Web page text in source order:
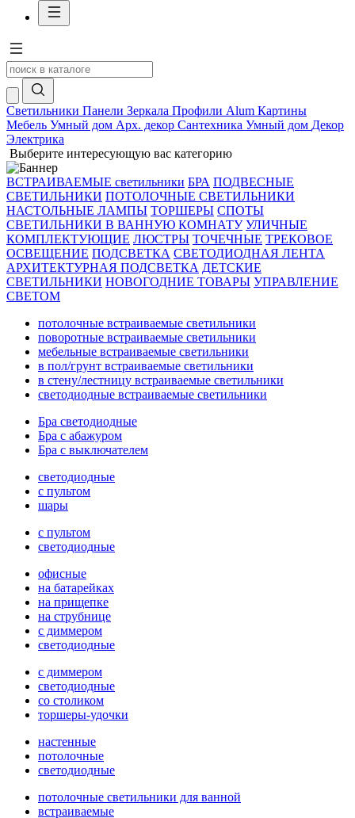
Светильники Панели Зеркала Профили Alum Картины
Мебель Умный дом Арх. декор Сантехника Умный дом Декор
Электрика
Выберите интересующую вас категорию
ВСТРАИВАЕМЫЕ светильники БРА ПОДВЕСНЫЕ
СВЕТИЛЬНИКИ ПОТОЛОЧНЫЕ СВЕТИЛЬНИКИ
НАСТОЛЬНЫЕ ЛАМПЫ ТОРШЕРЫ СПОТЫ
СВЕТИЛЬНИКИ В ВАННУЮ КОМНАТУ УЛИЧНЫЕ
КОМПЛЕКТУЮЩИЕ ЛЮСТРЫ ТОЧЕЧНЫЕ ТРЕКОВОЕ
ОСВЕЩЕНИЕ ПОДСВЕТКА СВЕТОДИОДНАЯ ЛЕНТА
АРХИТЕКТУРНАЯ ПОДСВЕТКА ДЕТСКИЕ
СВЕТИЛЬНИКИ НОВОГОДНИЕ ТОВАРЫ УПРАВЛЕНИЕ
СВЕТОМ
потолочные встраиваемые светильники
поворотные встраиваемые светильники
мебельные встраиваемые светильники
в пол/грунт встраиваемые светильники
в стену/лестницу встраиваемые светильники
светодиодные встраиваемые светильники
Бра светодиодные
Бра с абажуром
Бра с выключателем
светодиодные
с пультом
шары
с пультом
светодиодные
офисные
на батарейках
на прищепке
на струбнице
с диммером
светодиодные
с диммером
светодиодные
со столиком
торшеры-удочки
настенные
потолочные
светодиодные
потолочные светильники для ванной
встраиваемые